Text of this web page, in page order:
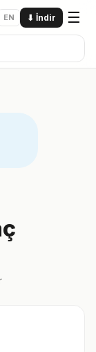
EN ⬇ İndir ☰